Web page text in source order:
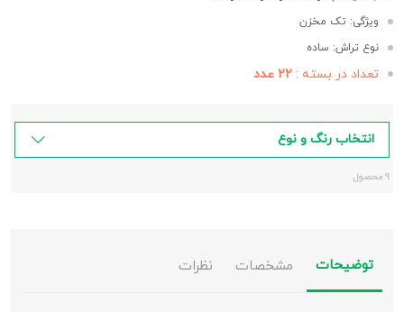
ویژگی: تک مخزن
نوع تراش: ساده
تعداد در بسته : 22 عدد
انتخاب رنگ و نوع
9 محصول
توضیحات مشخصات نظرات